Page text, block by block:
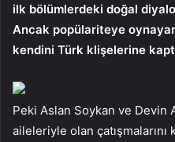
ilk bölümlerdeki doğal
Ancak popülariteye
kendini Türk klişelerine
Peki Aslan Soykan ve Devin
aileleriyle olan